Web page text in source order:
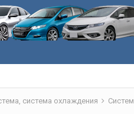
система охлаждения